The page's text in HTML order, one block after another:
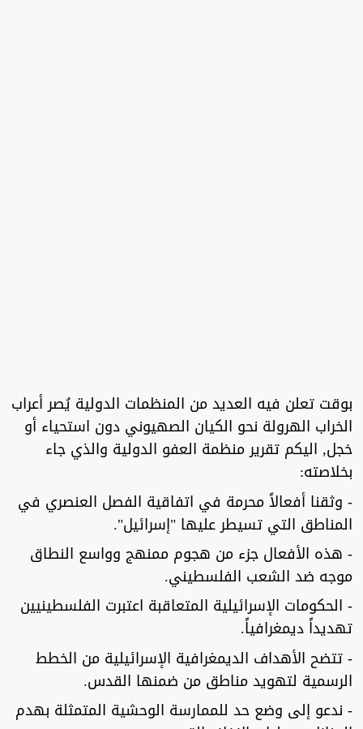
بوقت تعلن فيه العديد من المنظمات الدولية يُصر أعراب
الخراب الهرولة نحو الكيان الصهيوني دون استحياء أو
خجل, اليكم تقرير منظمة العفو الدولية والذي جاء
بخلاصته:
- وثقنا أفعالاً محرمة في اتفاقية الفصل العنصري في
المناطق التي تسيطر عليها "إسرائيل".
- هذه الأفعال جزء من هجوم ممنهج وواسع النطاق
موجه ضد الشعب الفلسطيني.
- الحكومات الإسرائيلية المتعاقبة اعتبرت الفلسطينيين
تهديداً ديمغرافياً.
- تتضح الأهداف الديمغرافية الإسرائيلية من الخطط
الرسمية لتهويد مناطق من ضمنها القدس.
- ندعو إلى وضع حد للممارسة الوحشية المتمثلة بهدم